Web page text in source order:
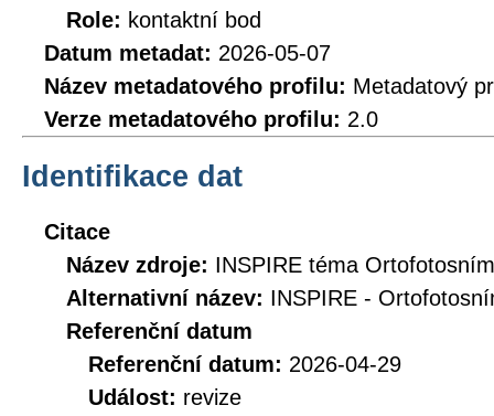
Role: kontaktní bod
Datum metadat: 2026-05-07
Název metadatového profilu: Metadatový
Verze metadatového profilu: 2.0
Identifikace dat
Citace
Název zdroje: INSPIRE téma
Alternativní název: INSPIRE -
Referenční datum
Referenční datum: 2026-04-29
Událost: revize